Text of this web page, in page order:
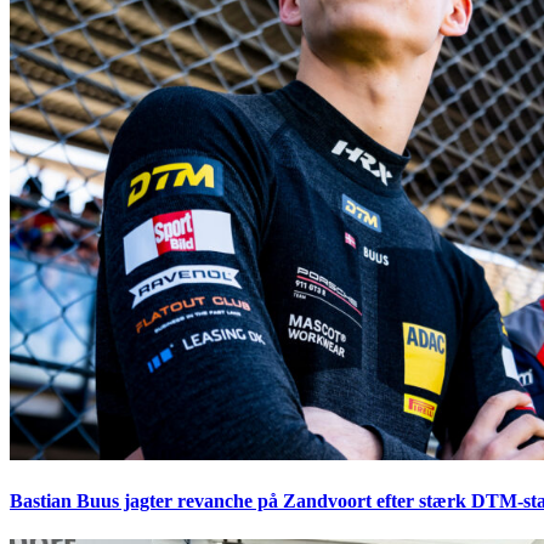
Bastian Buus jagter revanche på Zandvoort efter stærk DTM-